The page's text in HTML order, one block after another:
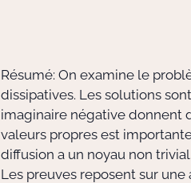
Résumé: On examine le
dissipatives. Les solutions
imaginaire négative donnent
valeurs propres est
diffusion a un noyau non
Les preuves reposent sur